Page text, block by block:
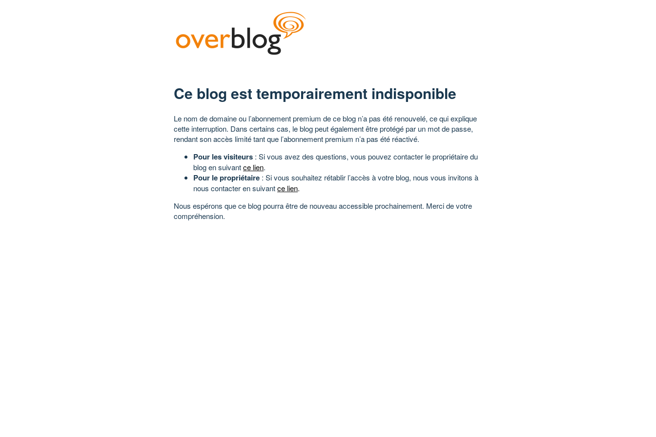
Ce blog est temporairement indisponible
Le nom de domaine ou l’abonnement premium de ce blog n’a pas été renouvelé, ce qui explique
cette interruption. Dans certains cas, le blog peut également être protégé par un mot de passe,
rendant son accès limité tant que l’abonnement premium n’a pas été réactivé.
Pour les visiteurs : Si vous avez des questions, vous pouvez contacter le propriétaire du
blog en suivantce lien.
Pour le propriétaire : Si vous souhaitez rétablir l’accès à votre blog, nous vous invitons à
nous contacter en suivantce lien.
Nous espérons que ce blog pourra être de nouveau accessible prochainement. Merci de votre
compréhension.